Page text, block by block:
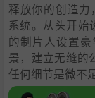
释放你的创造
系统。从头开始
的制片人设置
景，建立无缝的
任何细节是微不